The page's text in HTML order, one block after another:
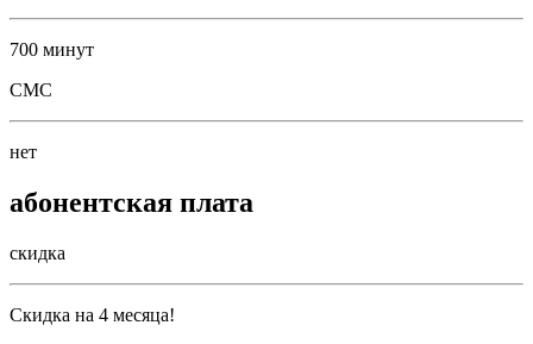
700 минут
СМС
нет
абонентская плата
скидка
Скидка на 4 месяца!